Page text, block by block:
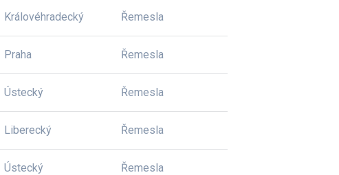
Královéhradecký Řemesla
Praha Řemesla
Ústecký Řemesla
Liberecký Řemesla
Ústecký Řemesla